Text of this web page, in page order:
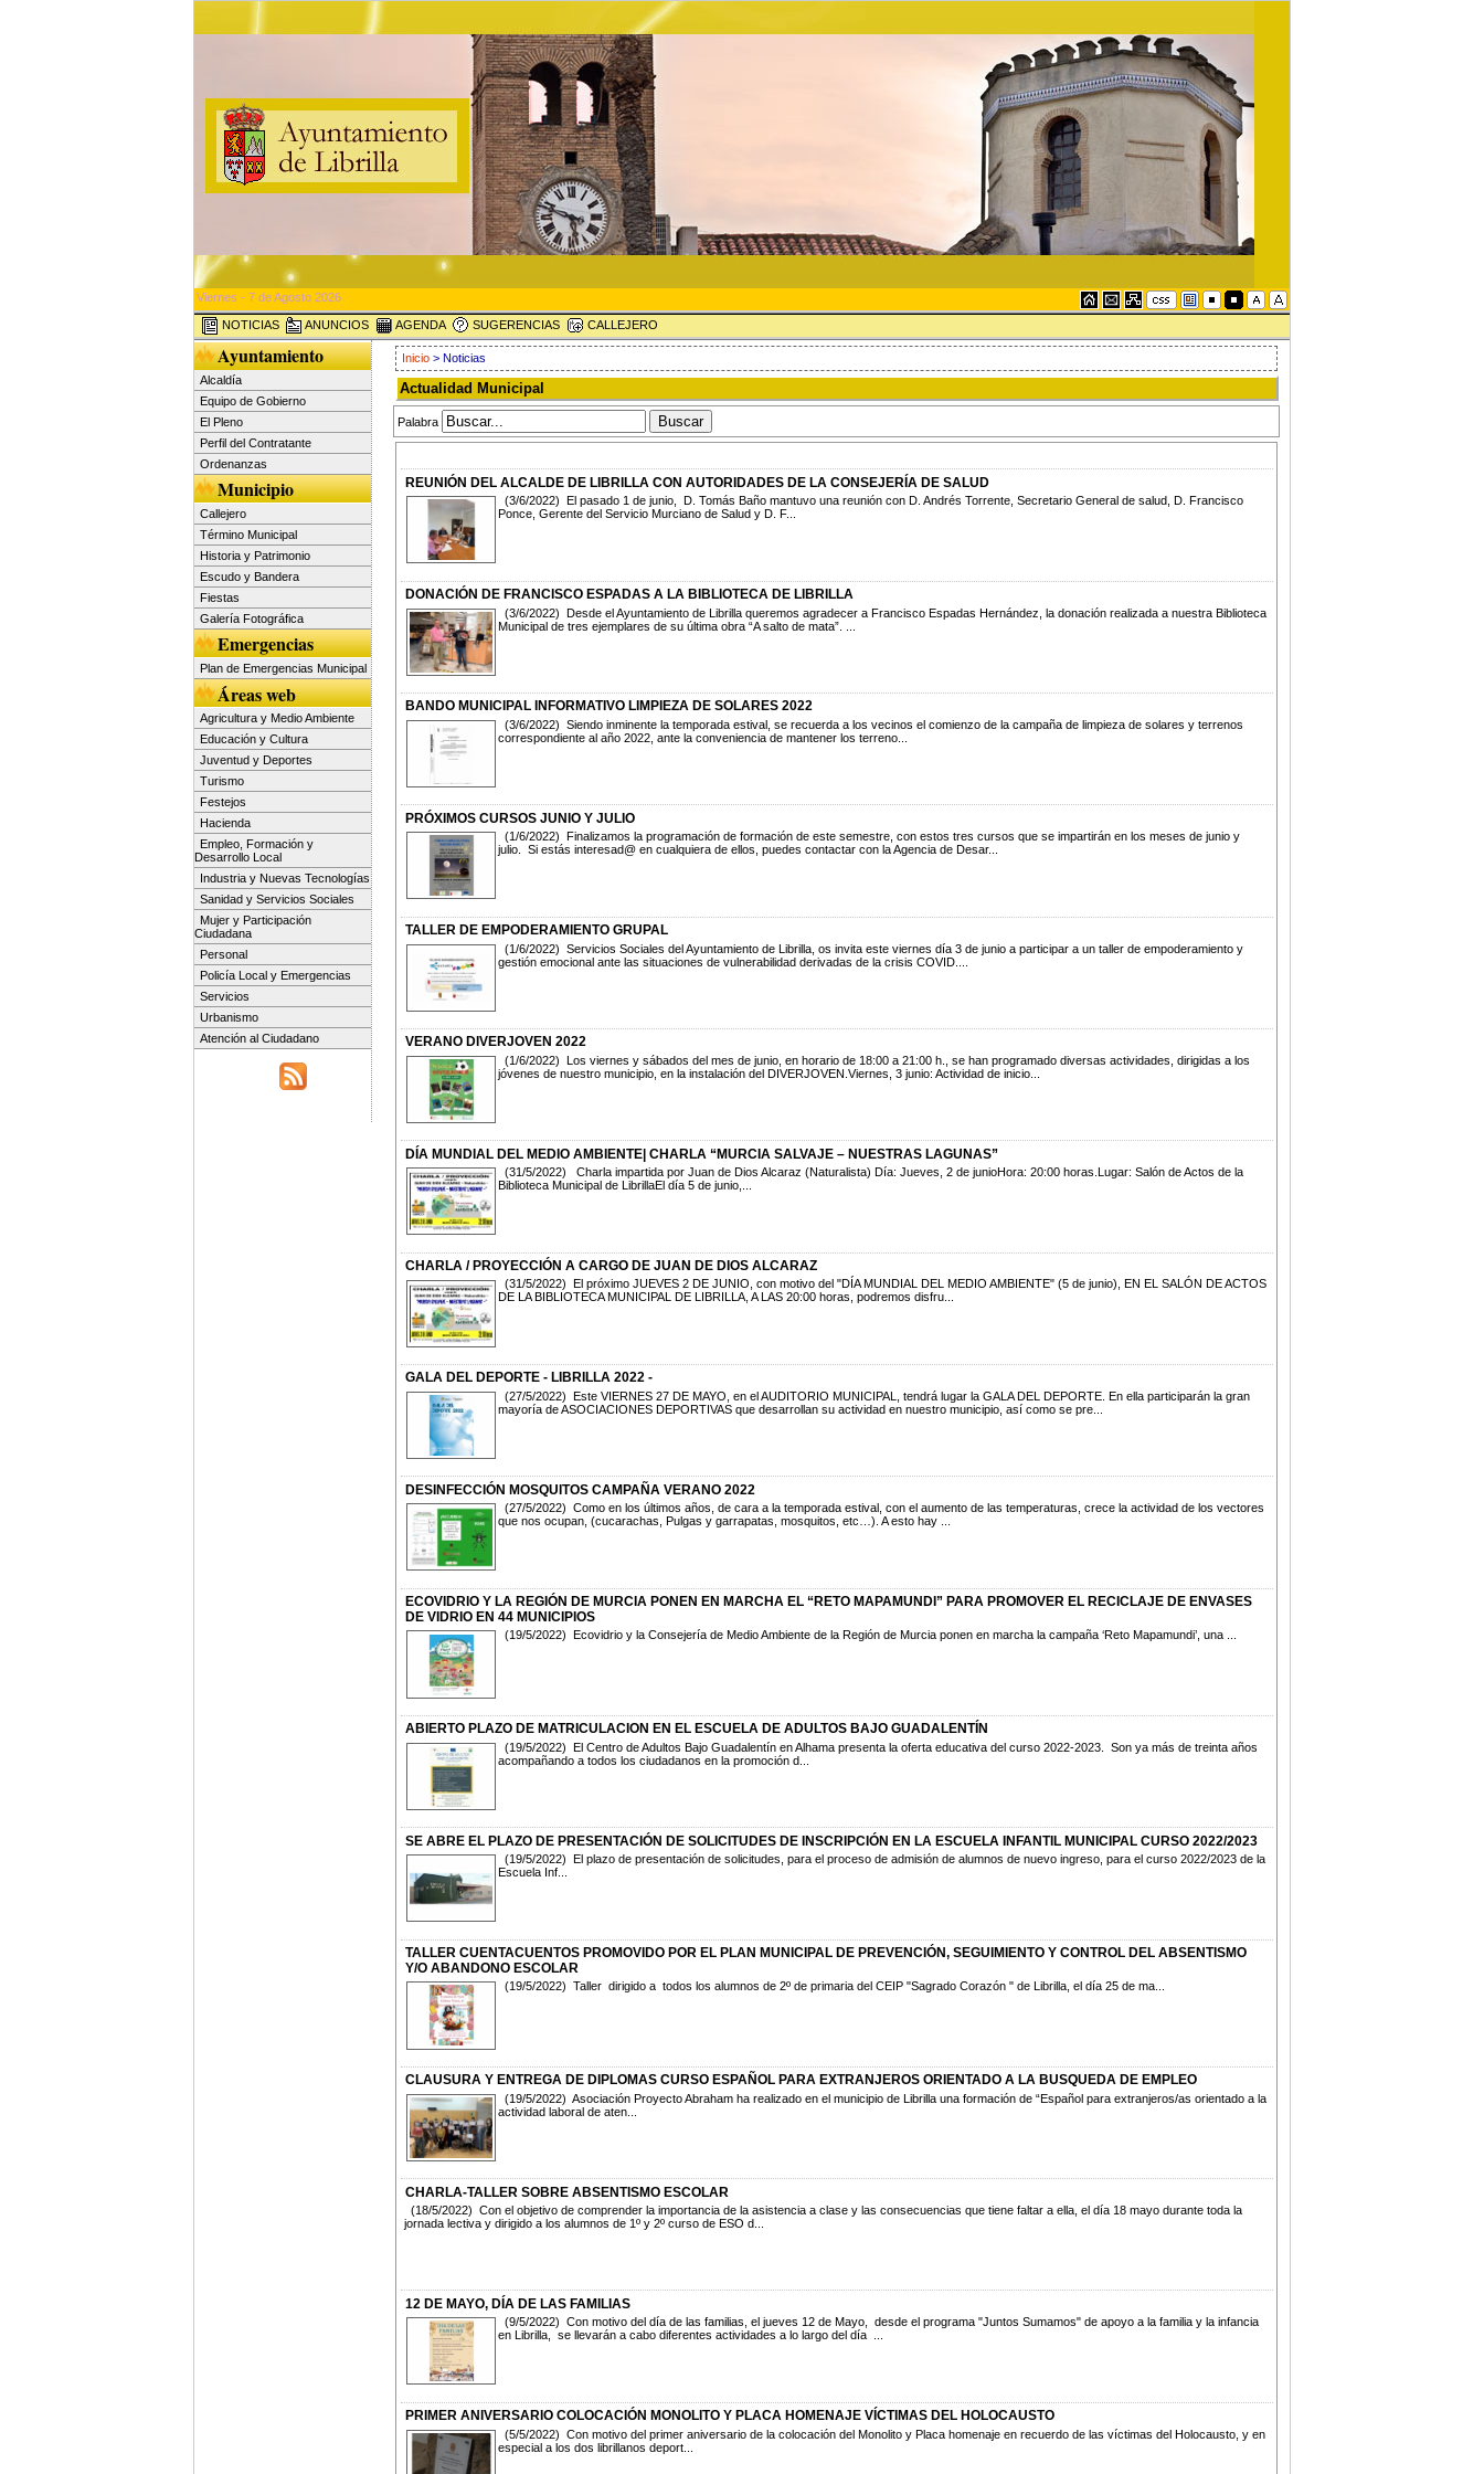
Viernes - 7 de Agosto 2026
NOTICIAS ANUNCIOS AGENDA SUGERENCIAS CALLEJERO
Ayuntamiento
Alcaldía
Equipo de Gobierno
El Pleno
Perfil del Contratante
Ordenanzas
Municipio
Callejero
Término Municipal
Historia y Patrimonio
Escudo y Bandera
Fiestas
Galería Fotográfica
Emergencias
Plan de Emergencias Municipal
Áreas web
Agricultura y Medio Ambiente
Educación y Cultura
Juventud y Deportes
Turismo
Festejos
Hacienda
Empleo, Formación y
Desarrollo Local
Industria y Nuevas Tecnologías
Sanidad y Servicios Sociales
Mujer y Participación
Ciudadana
Personal
Policía Local y Emergencias
Servicios
Urbanismo
Atención al Ciudadano
Inicio> Noticias
Actualidad Municipal
Palabra
REUNIÓN DEL ALCALDE DE LIBRILLA CON AUTORIDADES DE LA CONSEJERÍA DE SALUD
(3/6/2022) El pasado 1 de junio, D. Tomás Baño mantuvo una reunión con D. Andrés Torrente, Secretario General de salud, D. Francisco
Ponce, Gerente del Servicio Murciano de Salud y D. F...
DONACIÓN DE FRANCISCO ESPADAS A LA BIBLIOTECA DE LIBRILLA
(3/6/2022) Desde el Ayuntamiento de Librilla queremos agradecer a Francisco Espadas Hernández, la donación realizada a nuestra Biblioteca
Municipal de tres ejemplares de su última obra “A salto de mata”. ...
BANDO MUNICIPAL INFORMATIVO LIMPIEZA DE SOLARES 2022
(3/6/2022) Siendo inminente la temporada estival, se recuerda a los vecinos el comienzo de la campaña de limpieza de solares y terrenos
correspondiente al año 2022, ante la conveniencia de mantener los terreno...
PRÓXIMOS CURSOS JUNIO Y JULIO
(1/6/2022) Finalizamos la programación de formación de este semestre, con estos tres cursos que se impartirán en los meses de junio y
julio. Si estás interesad@ en cualquiera de ellos, puedes contactar con la Agencia de Desar...
TALLER DE EMPODERAMIENTO GRUPAL
(1/6/2022) Servicios Sociales del Ayuntamiento de Librilla, os invita este viernes día 3 de junio a participar a un taller de empoderamiento y
gestión emocional ante las situaciones de vulnerabilidad derivadas de la crisis COVID....
VERANO DIVERJOVEN 2022
(1/6/2022) Los viernes y sábados del mes de junio, en horario de 18:00 a 21:00 h., se han programado diversas actividades, dirigidas a los
jóvenes de nuestro municipio, en la instalación del DIVERJOVEN.Viernes, 3 junio: Actividad de inicio...
DÍA MUNDIAL DEL MEDIO AMBIENTE| CHARLA “MURCIA SALVAJE – NUESTRAS LAGUNAS”
(31/5/2022) Charla impartida por Juan de Dios Alcaraz (Naturalista) Día: Jueves, 2 de junioHora: 20:00 horas.Lugar: Salón de Actos de la
Biblioteca Municipal de LibrillaEl día 5 de junio,...
CHARLA / PROYECCIÓN A CARGO DE JUAN DE DIOS ALCARAZ
(31/5/2022) El próximo JUEVES 2 DE JUNIO, con motivo del "DÍA MUNDIAL DEL MEDIO AMBIENTE" (5 de junio), EN EL SALÓN DE ACTOS
DE LA BIBLIOTECA MUNICIPAL DE LIBRILLA, A LAS 20:00 horas, podremos disfru...
GALA DEL DEPORTE - LIBRILLA 2022 -
(27/5/2022) Este VIERNES 27 DE MAYO, en el AUDITORIO MUNICIPAL, tendrá lugar la GALA DEL DEPORTE. En ella participarán la gran
mayoría de ASOCIACIONES DEPORTIVAS que desarrollan su actividad en nuestro municipio, así como se pre...
DESINFECCIÓN MOSQUITOS CAMPAÑA VERANO 2022
(27/5/2022) Como en los últimos años, de cara a la temporada estival, con el aumento de las temperaturas, crece la actividad de los vectores
que nos ocupan, (cucarachas, Pulgas y garrapatas, mosquitos, etc…). A esto hay ...
ECOVIDRIO Y LA REGIÓN DE MURCIA PONEN EN MARCHA EL “RETO MAPAMUNDI” PARA PROMOVER EL RECICLAJE DE ENVASES
DE VIDRIO EN 44 MUNICIPIOS
(19/5/2022) Ecovidrio y la Consejería de Medio Ambiente de la Región de Murcia ponen en marcha la campaña ‘Reto Mapamundi’, una ...
ABIERTO PLAZO DE MATRICULACION EN EL ESCUELA DE ADULTOS BAJO GUADALENTÍN
(19/5/2022) El Centro de Adultos Bajo Guadalentín en Alhama presenta la oferta educativa del curso 2022-2023. Son ya más de treinta años
acompañando a todos los ciudadanos en la promoción d...
SE ABRE EL PLAZO DE PRESENTACIÓN DE SOLICITUDES DE INSCRIPCIÓN EN LA ESCUELA INFANTIL MUNICIPAL CURSO 2022/2023
(19/5/2022) El plazo de presentación de solicitudes, para el proceso de admisión de alumnos de nuevo ingreso, para el curso 2022/2023 de la
Escuela Inf...
TALLER CUENTACUENTOS PROMOVIDO POR EL PLAN MUNICIPAL DE PREVENCIÓN, SEGUIMIENTO Y CONTROL DEL ABSENTISMO
Y/O ABANDONO ESCOLAR
(19/5/2022) Taller dirigido a todos los alumnos de 2º de primaria del CEIP "Sagrado Corazón " de Librilla, el día 25 de ma...
CLAUSURA Y ENTREGA DE DIPLOMAS CURSO ESPAÑOL PARA EXTRANJEROS ORIENTADO A LA BUSQUEDA DE EMPLEO
(19/5/2022) Asociación Proyecto Abraham ha realizado en el municipio de Librilla una formación de “Español para extranjeros/as orientado a la
actividad laboral de aten...
CHARLA-TALLER SOBRE ABSENTISMO ESCOLAR
(18/5/2022) Con el objetivo de comprender la importancia de la asistencia a clase y las consecuencias que tiene faltar a ella, el día 18 mayo durante toda la
jornada lectiva y dirigido a los alumnos de 1º y 2º curso de ESO d...
12 DE MAYO, DÍA DE LAS FAMILIAS
(9/5/2022) Con motivo del día de las familias, el jueves 12 de Mayo, desde el programa "Juntos Sumamos" de apoyo a la familia y la infancia
en Librilla, se llevarán a cabo diferentes actividades a lo largo del día ...
PRIMER ANIVERSARIO COLOCACIÓN MONOLITO Y PLACA HOMENAJE VÍCTIMAS DEL HOLOCAUSTO
(5/5/2022) Con motivo del primer aniversario de la colocación del Monolito y Placa homenaje en recuerdo de las víctimas del Holocausto, y en
especial a los dos librillanos deport...